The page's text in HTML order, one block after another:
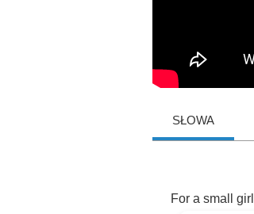
SŁOWA
For a small girl